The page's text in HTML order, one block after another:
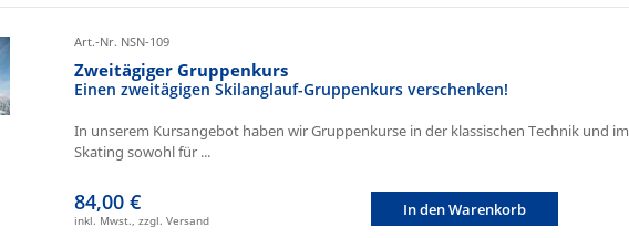
Art.-Nr. NSN-109
Zweitägiger Gruppenkurs
Einen zweitägigen Skilanglauf-Gruppenkurs verschenken!
In unserem Kursangebot haben wir Gruppenkurse in der klassischen Technik und im
Skating sowohl für ...
84,00 €
inkl. Mwst., zzgl. Versand
In den Warenkorb